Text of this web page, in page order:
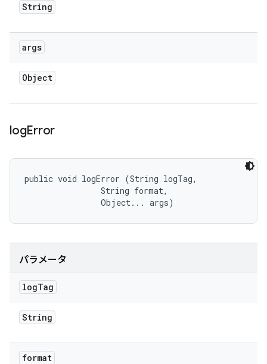
String
args
Object
logError
public void logError (String logTag,
                String format,
                Object... args)
パラメータ
logTag
String
format